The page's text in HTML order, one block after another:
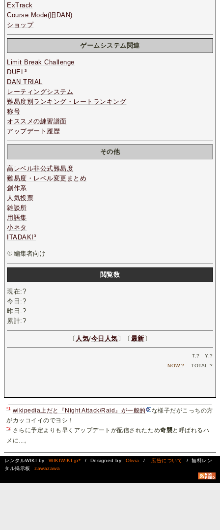
ExTrack
Course Mode(旧DAN)
ショップ
ゲームシステム関連
Limit Break Challenge
DUEL³
DAN TRIAL
レーティングシステム
難易度別ランキング・レートランキング
称号
オススメの練習譜面
アップデート履歴
その他
高レベル非公式難易度
難易度・レベル変更まとめ
創作系
人気投票
雑談所
用語集
小ネタ
ITADAKI³
編集者向け
閲覧数
現在:?
今日:?
昨日:?
累計:?
〔 人気/今日人気 〕〔 最新 〕
T.? Y.?
NOW.? TOTAL.?
*1 wikipedia上だと『Night Attack/Raid』が一般的
な様子だがこっちの方
がカッコイイのでヨシ！
*2 さらに予定よりも早くアップデートが配信されたため奇襲と呼ばれるハ
メに...。
レンタルWIKI by WIKIWIKI.jp* / Designed by Olivia / 広告について
/ 無料レン
タル掲示板
zawazawa